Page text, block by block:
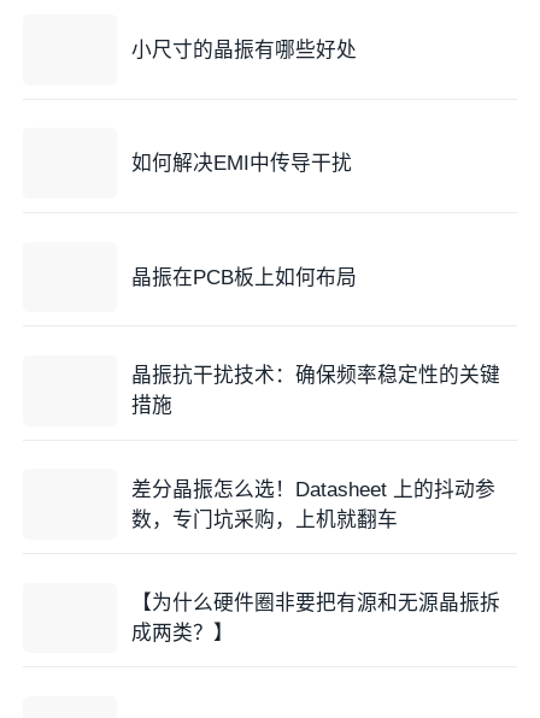
小尺寸的晶振有哪些好处
如何解决EMI中传导干扰
晶振在PCB板上如何布局
晶振抗干扰技术：确保频率稳定性的关键
措施
差分晶振怎么选！Datasheet 上的抖动参
数，专门坑采购，上机就翻车
【为什么硬件圈非要把有源和无源晶振拆
成两类？】